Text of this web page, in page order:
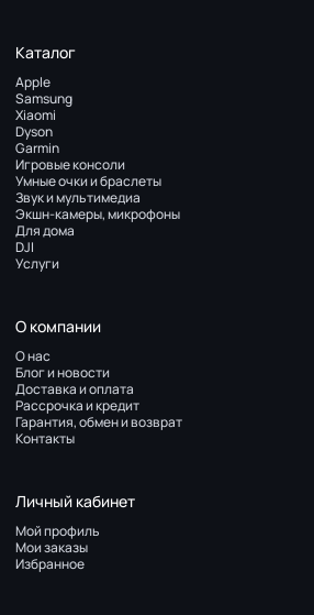
Каталог
Apple
Samsung
Xiaomi
Dyson
Garmin
Игровые консоли
Умные очки и браслеты
Звук и мультимедиа
Экшн-камеры, микрофоны
Для дома
DJI
Услуги
О компании
О нас
Блог и новости
Доставка и оплата
Рассрочка и кредит
Гарантия, обмен и возврат
Контакты
Личный кабинет
Мой профиль
Мои заказы
Избранное